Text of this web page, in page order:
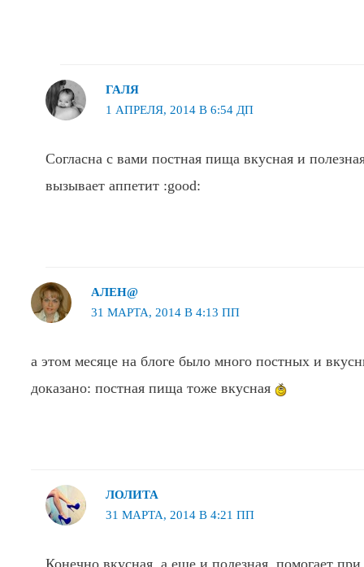
ГАЛЯ
1 АПРЕЛЯ, 2014 В 6:54 ДП
Согласна с вами постная пища вкусная и
вызывает аппетит :good:
АЛЕН@
31 МАРТА, 2014 В 4:13 ПП
а этом месяце на блоге было много постных и
доказано: постная пища тоже вкусная
ЛОЛИТА
31 МАРТА, 2014 В 4:21 ПП